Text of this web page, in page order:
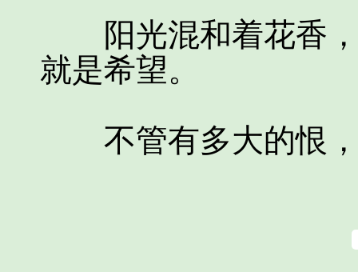
阳光混和着花香，
就是希望。
不管有多大的恨，